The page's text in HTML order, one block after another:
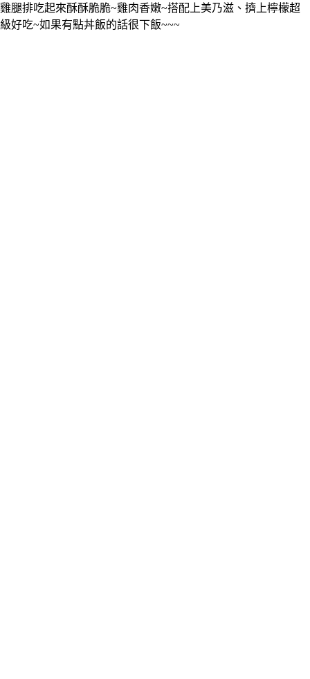
雞腿排吃起來酥酥脆脆~雞肉香嫩~搭配上美乃滋、擠上檸檬超
級好吃~如果有點丼飯的話很下飯~~~